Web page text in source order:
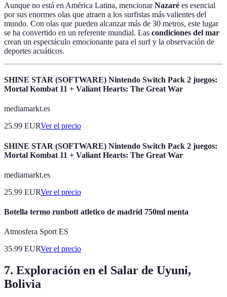
Aunque no está en América Latina, mencionarNazaré es esencial
por sus enormes olas que atraen a los surfistas más valientes del
mundo. Con olas que pueden alcanzar más de 30 metros, este lugar
se ha convertido en un referente mundial. Las condiciones del mar
crean un espectáculo emocionante para el surf y la observación de
deportes acuáticos.
SHINE STAR (SOFTWARE) Nintendo Switch Pack 2 juegos:
Mortal Kombat 11 + Valiant Hearts: The Great War
mediamarkt.es
25.99 EURVer el precio
SHINE STAR (SOFTWARE) Nintendo Switch Pack 2 juegos:
Mortal Kombat 11 + Valiant Hearts: The Great War
mediamarkt.es
25.99 EURVer el precio
Botella termo runbott atletico de madrid 750ml menta
Atmosfera Sport ES
35.99 EURVer el precio
7. Exploración en el Salar de Uyuni,
Bolivia